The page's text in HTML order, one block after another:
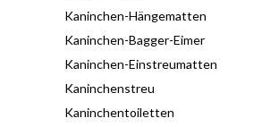
Kaninchen-Hängematten
Kaninchen-Bagger-Eimer
Kaninchen-Einstreumatten
Kaninchenstreu
Kaninchentoiletten